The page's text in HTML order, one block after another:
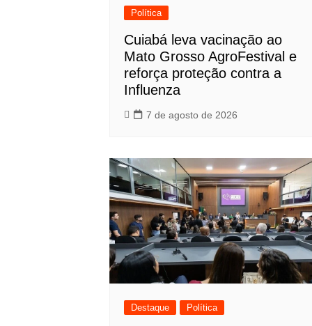
Política
Cuiabá leva vacinação ao
Mato Grosso AgroFestival e
reforça proteção contra a
Influenza
7 de agosto de 2026
Destaque Política